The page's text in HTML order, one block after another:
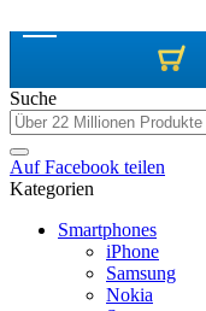
Suche
AufFacebook teilen
Kategorien
Smartphones
iPhone
Samsung
Nokia